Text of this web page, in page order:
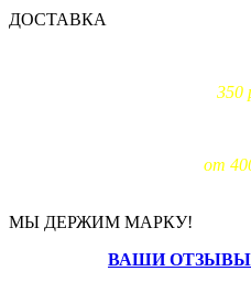
ДОСТАВКА
350
от
МЫ ДЕРЖИМ МАРКУ!
ВАШИ ОТЗЫВЫ